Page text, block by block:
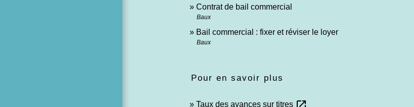
Contrat de bail commercial
Baux
Bail commercial : fixer et réviser le loyer
Baux
Pour en savoir plus
Taux des avances sur titres